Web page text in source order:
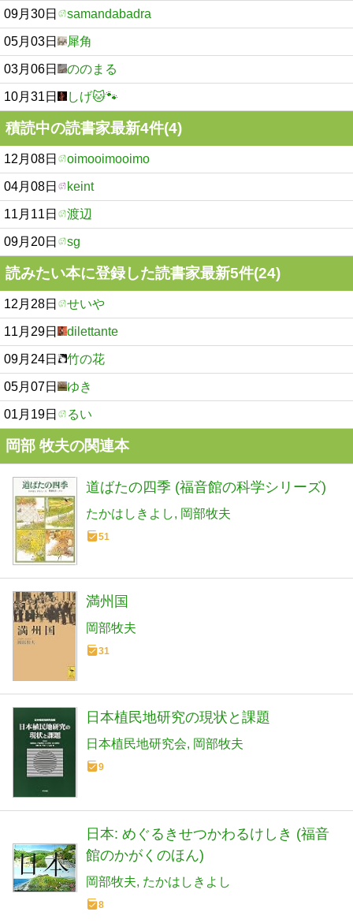
09月30日 samandabadra
05月03日 犀角
03月06日 ののまる
10月31日 しげ🐱🐾
積読中の読書家最新4件(4)
12月08日 oimooimooimo
04月08日 keint
11月11日 渡辺
09月20日 sg
読みたい本に登録した読書家最新5件(24)
12月28日 せいや
11月29日 dilettante
09月24日 竹の花
05月07日 ゆき
01月19日 るい
岡部 牧夫の関連本
道ばたの四季 (福音館の科学シリーズ)
たかはしきよし 岡部牧夫
51
満州国
岡部牧夫
31
日本植民地研究の現状と課題
日本植民地研究会 岡部牧夫
9
日本: めぐるきせつかわるけしき (福音
館のかがくのほん)
岡部牧夫 たかはしきよし
8